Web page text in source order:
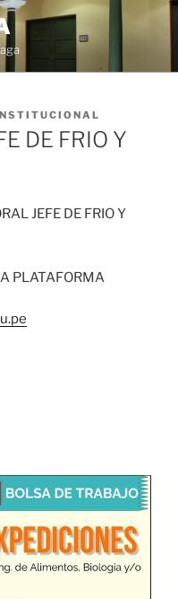
DE FRIO Y
JEFE DE FRIO Y
PLATAFORMA